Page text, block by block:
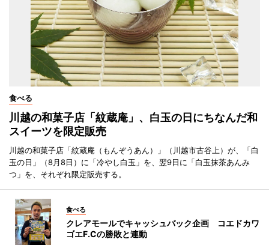
食べる
川越の和菓子店「紋蔵庵」、白玉の日にちなんだ和
スイーツを限定販売
川越の和菓子店「紋蔵庵（もんぞうあん）」（川越市古谷上）が、「白
玉の日」（8月8日）に「冷やし白玉」を、翌9日に「白玉抹茶あんみ
つ」を、それぞれ限定販売する。
食べる
クレアモールでキャッシュバック企画 コエドカワ
ゴエF.Cの勝敗と連動